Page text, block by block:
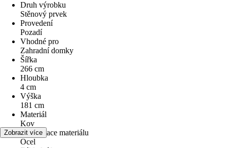
Druh výrobku
Stěnový prvek
Provedení
Pozadí
Vhodné pro
Zahradní domky
Šířka
266 cm
Hloubka
4 cm
Výška
181 cm
Materiál
Kov
Specifikace materiálu
Ocel
Zobrazit více